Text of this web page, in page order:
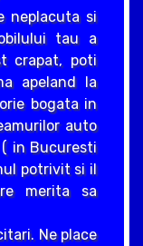
neplacuta si
tau a
crapat, poti
apeland la
bogata in
auto
in Bucuresti
potrivit si il
merita sa
Ne place